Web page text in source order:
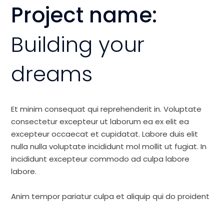
Project name:
Building your
dreams
Et minim consequat qui reprehenderit in. Voluptate
consectetur excepteur ut laborum ea ex elit ea
excepteur occaecat et cupidatat. Labore duis elit
nulla nulla voluptate incididunt mol mollit ut fugiat. In
incididunt excepteur commodo ad culpa labore
labore.
Anim tempor pariatur culpa et aliquip qui do proident